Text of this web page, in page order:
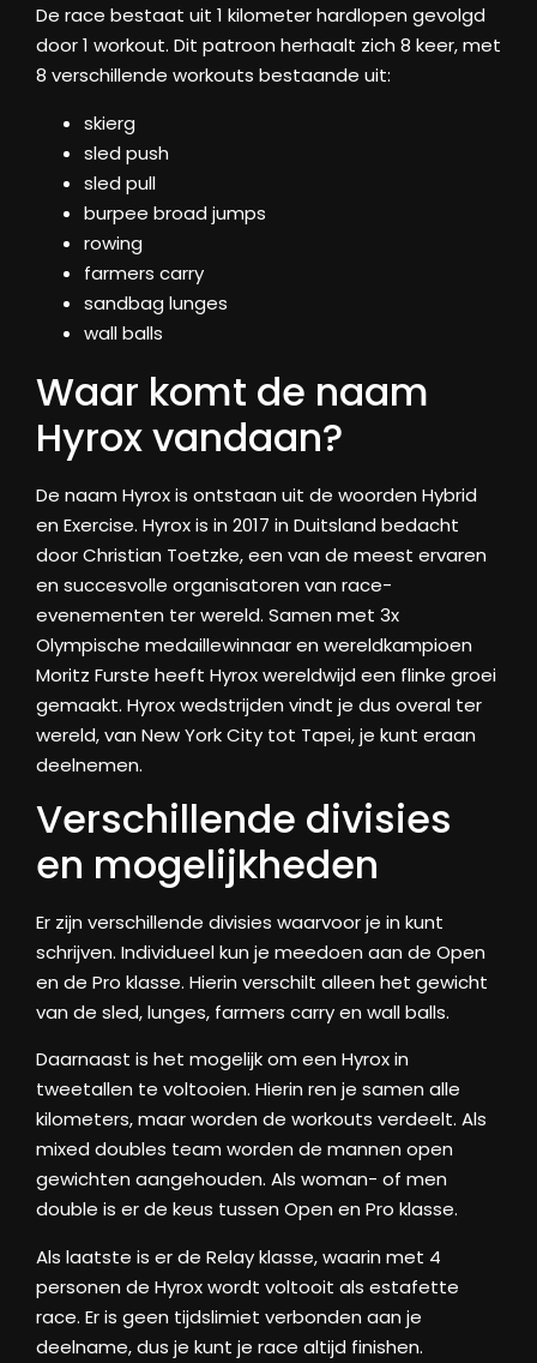
De race bestaat uit 1 kilometer hardlopen gevolgd
door 1 workout. Dit patroon herhaalt zich 8 keer, met
8 verschillende workouts bestaande uit:
skierg
sled push
sled pull
burpee broad jumps
rowing
farmers carry
sandbag lunges
wall balls
Waar komt de naam
Hyrox vandaan?
De naam Hyrox is ontstaan uit de woorden Hybrid
en Exercise. Hyrox is in 2017 in Duitsland bedacht
door Christian Toetzke, een van de meest ervaren
en succesvolle organisatoren van race-
evenementen ter wereld. Samen met 3x
Olympische medaillewinnaar en wereldkampioen
Moritz Furste heeft Hyrox wereldwijd een flinke groei
gemaakt. Hyrox wedstrijden vindt je dus overal ter
wereld, van New York City tot Tapei, je kunt eraan
deelnemen.
Verschillende divisies
en mogelijkheden
Er zijn verschillende divisies waarvoor je in kunt
schrijven. Individueel kun je meedoen aan de Open
en de Pro klasse. Hierin verschilt alleen het gewicht
van de sled, lunges, farmers carry en wall balls.
Daarnaast is het mogelijk om een Hyrox in
tweetallen te voltooien. Hierin ren je samen alle
kilometers, maar worden de workouts verdeelt. Als
mixed doubles team worden de mannen open
gewichten aangehouden. Als woman- of men
double is er de keus tussen Open en Pro klasse.
Als laatste is er de Relay klasse, waarin met 4
personen de Hyrox wordt voltooit als estafette
race. Er is geen tijdslimiet verbonden aan je
deelname, dus je kunt je race altijd finishen.